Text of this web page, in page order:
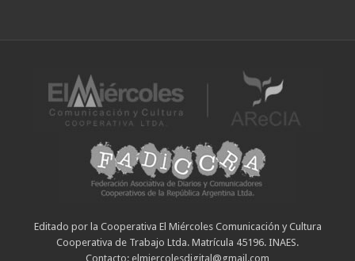
Editado por la Cooperativa El Miércoles Comunicación y Cultura
Cooperativa de Trabajo Ltda. Matrícula 45196. INAES.
Contacto: elmiercolesdigital@gmail.com